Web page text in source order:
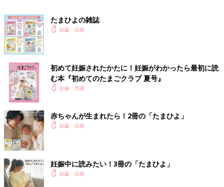
たまひよSHOPの収納シリーズは、赤ちゃんのお世話シーンを考
えて開発された、赤ちゃん用品専用収納。
赤ちゃん用品ならではの物のサイズ感に合わせる、「出す」
→「お世話する」→「しまう」という“お世話動線”を考えるな
ど、整理収納メソッドを生かしてリニューアルされました。
「クラフト製家具シリーズ」と、布製の「お世話グッズ収納ケー
ス」があり、どちらも赤ちゃんがぶつかっても痛くなりにくい素
材なのも特徴の一つ。また、赤ちゃんのお世話はリビングで行う
ことが多いので、デザインはリビングにも置きやすいシンプルな
ものになっています。
クラフト製家具は軽量なので、模様替えする場合も気軽に移動が
できて便利。赤ちゃんの成長や目的に合わせてフレキシブルに活
用できるので「ファースト家具」にぴったりです。
たまひよの雑誌
妊娠・出産
初めて妊娠されたかたに！妊娠がわかったら最初に読
む本『初めてのたまごクラブ 夏号』
妊娠・出産
赤ちゃんが生まれたら！2冊の「たまひよ」
妊娠・出産
妊娠中に読みたい！3冊の「たまひよ」
妊娠・出産